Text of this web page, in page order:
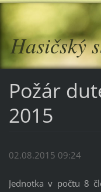
Hasičský
Požár
2015
02.08.2015 09:24
Jednotka v počtu 8